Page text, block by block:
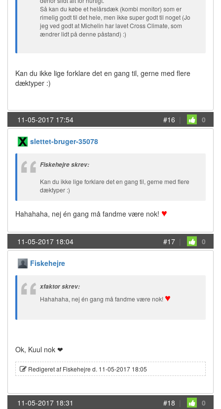
Så kan du købe et helårsdæk (kombi monitor) som er
rimelig godt til det hele, men ikke super godt til noget (Jo
jeg ved godt at Michelin har lavet Cross Climate, som
ændrer lidt på denne påstand) :)
Kan du ikke lige forklare det en gang til, gerne med flere
dæktyper :)
11-05-2017 17:54 #16 | 0
slettet-bruger-35078
Fiskehejre skrev:
Kan du ikke lige forklare det en gang til, gerne med flere
dæktyper :)
Hahahaha, nej én gang må fandme være nok! ♥
11-05-2017 18:04 #17 | 0
Fiskehejre
xfaktor skrev:
Hahahaha, nej én gang må fandme være nok! ♥
Ok, Kuul nok ❤
Redigeret af Fiskehejre d. 11-05-2017 18:05
11-05-2017 18:31 #18 | 0